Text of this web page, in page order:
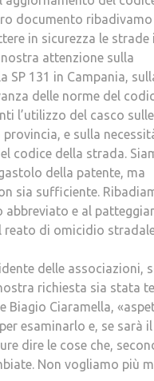
documento ribadivamo
in sicurezza le strade
attenzione sulla
SP 131 in Campania,
delle norme del
l’utilizzo del casco
e sulla
codice della strada.
della patente, ma
sia sufficiente.
e al
reato di omicidio
delle associazioni,
richiesta sia stata
Biagio Ciaramella,
esaminarlo e, se sarà
dire le cose che,
Non vogliamo più